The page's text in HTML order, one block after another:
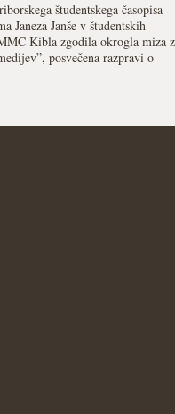
študentskega časopisa
Janeza Janše v študentskih
Kibla zgodila okrogla miza z
posvečena razpravi o